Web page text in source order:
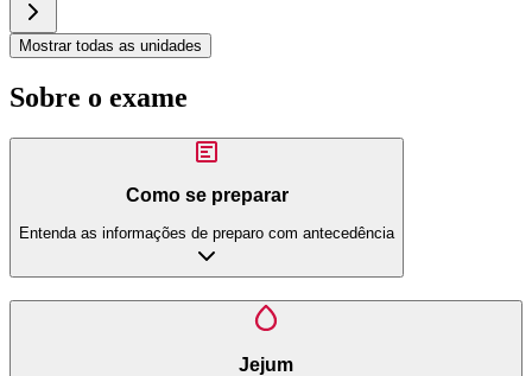
Mostrar todas as unidades
Sobre o exame
Como se preparar
Entenda as informações de preparo com antecedência
Jejum